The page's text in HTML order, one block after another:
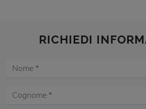
RICHIEDI